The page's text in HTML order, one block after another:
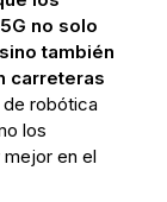
no solo
también
carreteras
de robótica
los
en el